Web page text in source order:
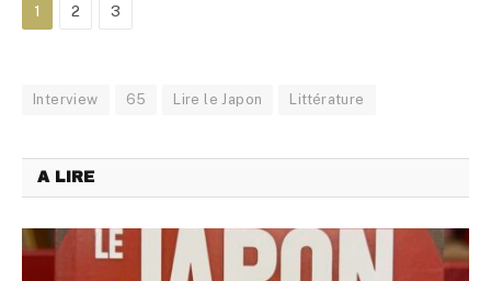
1 2 3
Interview 65 Lire le Japon Littérature
A LIRE